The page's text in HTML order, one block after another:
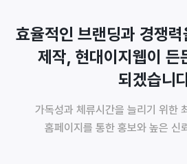
효율적인 브랜딩과 경쟁력
제작, 현대이지웹이 든
되겠습니
가독성과 체류시간을 늘리기 위한
홈페이지를 통한 홍보와 높은 신